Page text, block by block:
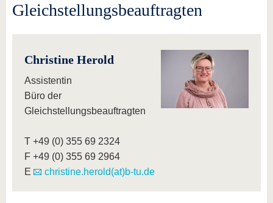
Gleichstellungsbeauftragten
Christine Herold
Assistentin
Büro der
Gleichstellungsbeauftragten
T +49 (0) 355 69 2324
F +49 (0) 355 69 2964
E
christine.herold(at)b-tu.de